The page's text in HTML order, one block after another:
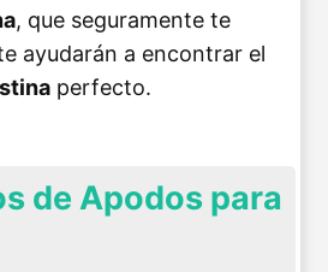
, que seguramente te
ayudarán a encontrar el
perfecto.
de Apodos para